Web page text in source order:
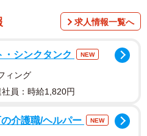
求人情報一覧へ
シンクタンク NEW
ィング
員：時給1,820円
介護職/ヘルパー NEW